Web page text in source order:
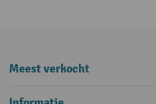
Meest verkocht